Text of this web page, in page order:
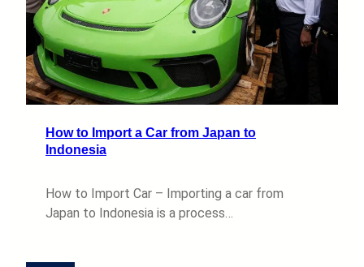
How to Import a Car from Japan to
Indonesia
How to Import Car – Importing a car from
Japan to Indonesia is a process…